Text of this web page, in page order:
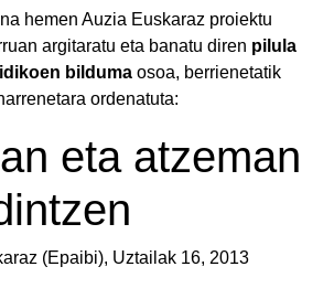
hemen Auzia Euskaraz proiektu
argitaratu eta banatu diren pilula
bilduma osoa, berrienetatik
ordenatuta:
eta atzeman
(Epaibi), Uztailak 16, 2013